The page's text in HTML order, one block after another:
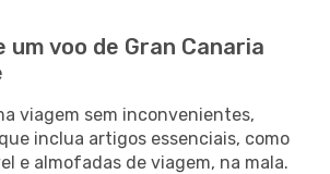
um voo de Gran Canaria
viagem sem inconvenientes,
inclua artigos essenciais, como
e almofadas de viagem, na mala.